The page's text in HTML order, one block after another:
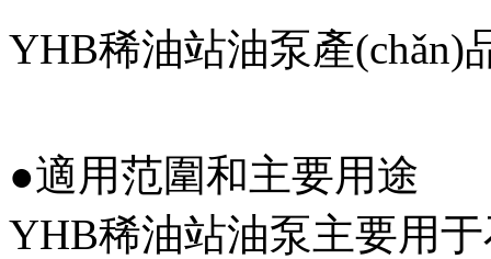
YHB稀油站油泵產(chǎn)
●適用范圍和主要用途
YHB稀油站油泵主要用